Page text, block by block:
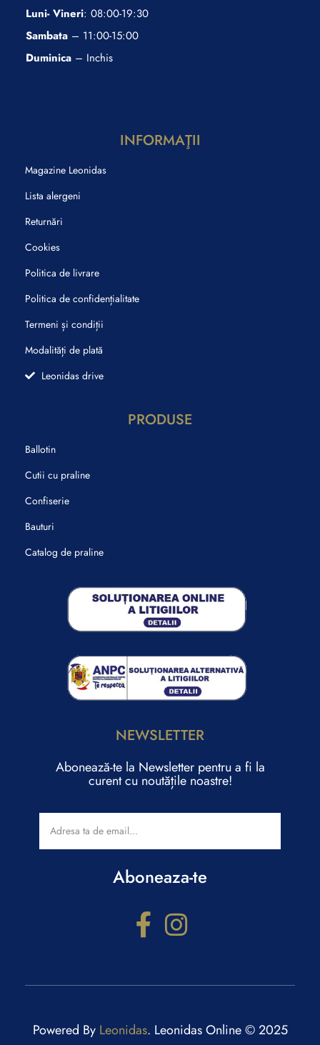
Luni- Vineri: 08:00-19:30
Sambata – 11:00-15:00
Duminica – Inchis
INFORMAŢII
Magazine Leonidas
Lista alergeni
Returnări
Cookies
Politica de livrare
Politica de confidențialitate
Termeni și condiții
Modalități de plată
Leonidas drive
PRODUSE
Ballotin
Cutii cu praline
Confiserie
Bauturi
Catalog de praline
NEWSLETTER
Abonează-te la Newsletter pentru a fi la
curent cu noutățile noastre!
Aboneaza-te
Powered By Leonidas. Leonidas Online © 2025
Răspunde la câteva întrebări și primești recomandări